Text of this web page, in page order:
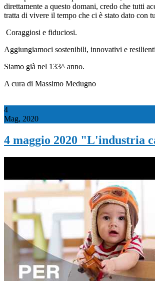
direttamente a questo domani, credo che tutti
tratta di vivere il tempo che ci è stato dato con
Coraggiosi e fiduciosi.
Aggiungiamoci sostenibili, innovativi e
Siamo già nel 133^ anno.
A cura di Massimo Medugno
4
Mag, 2020
4 maggio 2020 "L'industria